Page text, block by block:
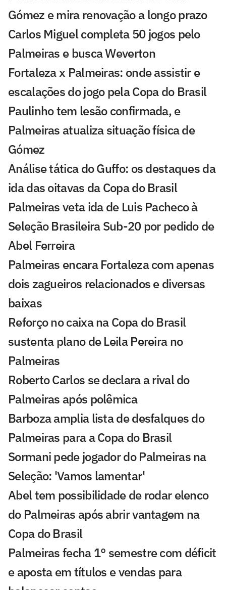
Gómez e mira renovação a longo prazo
Carlos Miguel completa 50 jogos pelo
Palmeiras e busca Weverton
Fortaleza x Palmeiras: onde assistir e
escalações do jogo pela Copa do Brasil
Paulinho tem lesão confirmada, e
Palmeiras atualiza situação física de
Gómez
Análise tática do Guffo: os destaques da
ida das oitavas da Copa do Brasil
Palmeiras veta ida de Luis Pacheco à
Seleção Brasileira Sub-20 por pedido de
Abel Ferreira
Palmeiras encara Fortaleza com apenas
dois zagueiros relacionados e diversas
baixas
Reforço no caixa na Copa do Brasil
sustenta plano de Leila Pereira no
Palmeiras
Roberto Carlos se declara a rival do
Palmeiras após polêmica
Barboza amplia lista de desfalques do
Palmeiras para a Copa do Brasil
Sormani pede jogador do Palmeiras na
Seleção: 'Vamos lamentar'
Abel tem possibilidade de rodar elenco
do Palmeiras após abrir vantagem na
Copa do Brasil
Palmeiras fecha 1° semestre com déficit
e aposta em títulos e vendas para